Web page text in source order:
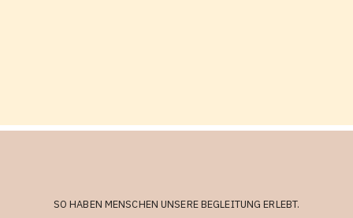
SO HABEN MENSCHEN UNSERE BEGLEITUNG ERLEBT.